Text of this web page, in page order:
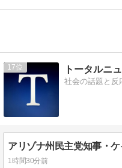
17 トータルニ
社会の話題と反
1時間30分前